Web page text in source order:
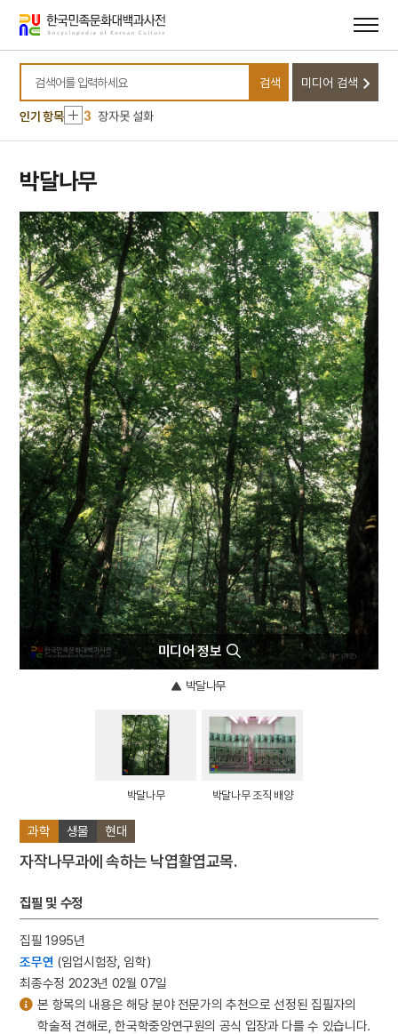
바로가기
바로가기
검색어를 입력하세요
검색 미디어 검색
인기 항목
10 서울 석촌동 고분군
1 꿀꿀이죽
2 이광륜
3 장자못 설화
4 계미자
5
6
7 도치법
8 반구
9 백제금동대향로
10 서울 석촌동 고분군
1 꿀꿀이죽
2
이광륜
3
장자못 설화
4 계미자
5 대구법
6 대조법
7 도치법
8 반구
9 백제금동대향로
10 서울 석촌동 고분군
박달나무
과학 생물 현대
자작나무과에 속하는 낙엽활엽교목.
집필 및 수정
집필 1995년
조무연 (임업시험장, 임학)
최종수정 2023년 02월 07일
미디어 정보
박달나무
박달나무 박달나무 조직 배양
본 항목의 내용은 해당 분야 전문가의 추천으로 선정된 집필자의
학술적 견해로, 한국학중앙연구원의 공식 입장과 다를 수 있습니다.